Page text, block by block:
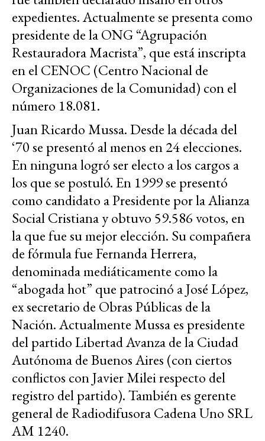
expedientes. Actualmente se presenta como
presidente de la ONG “Agrupación
Restauradora Macrista”, que está inscripta
en el CENOC (Centro Nacional de
Organizaciones de la Comunidad) con el
número 18.081.
Juan Ricardo Mussa. Desde la década del
‘70 se presentó al menos en 24 elecciones.
En ninguna logró ser electo a los cargos a
los que se postuló. En 1999 se presentó
como candidato a Presidente por la Alianza
Social Cristiana y obtuvo 59.586 votos, en
la que fue su mejor elección. Su compañera
de fórmula fue Fernanda Herrera,
denominada mediáticamente como la
“abogada hot” que patrocinó a José López,
ex secretario de Obras Públicas de la
Nación. Actualmente Mussa es presidente
del partido Libertad Avanza de la Ciudad
Autónoma de Buenos Aires (con ciertos
conflictos con Javier Milei respecto del
registro del partido). También es gerente
general de Radiodifusora Cadena Uno SRL
AM 1240.